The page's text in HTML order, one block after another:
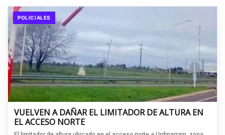
POLICIALES
VUELVEN A DAÑAR EL LIMITADOR DE ALTURA EN
EL ACCESO NORTE